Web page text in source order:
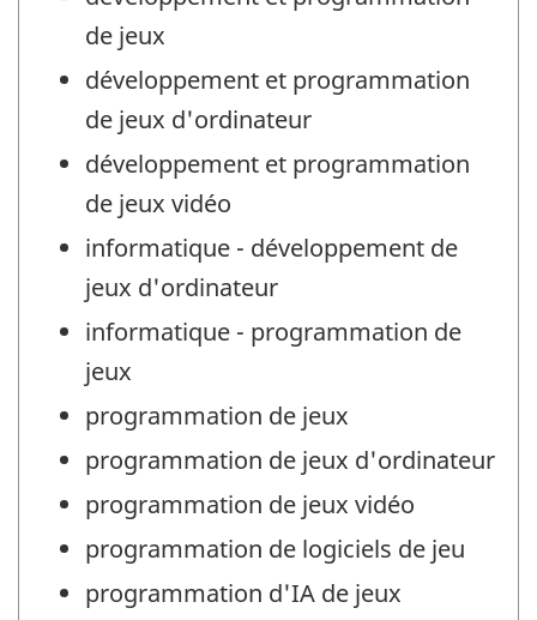
de jeux
développement et programmation
de jeux d'ordinateur
développement et programmation
de jeux vidéo
informatique - développement de
jeux d'ordinateur
informatique - programmation de
jeux
programmation de jeux
programmation de jeux d'ordinateur
programmation de jeux vidéo
programmation de logiciels de jeu
programmation d'IA de jeux